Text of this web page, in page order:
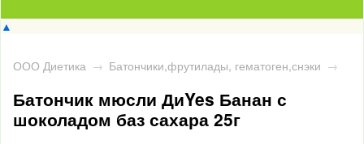
▲
ООО Диетика → Батончики,фрутилады, гематоген,снэки →
Батончик мюсли ДиYes Банан с
шоколадом баз сахара 25г